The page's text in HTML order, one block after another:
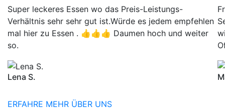
Super leckeres Essen wo das Preis-Leistungs-
Verhältnis sehr sehr gut ist.Würde es jedem empfehlen
mal hier zu Essen . 👍👍👍 Daumen hoch und weiter
so.
Lena S.
ERFAHRE MEHR ÜBER UNS